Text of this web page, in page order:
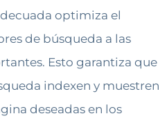
optimiza el
de búsqueda a las
Esto garantiza que
indexen y muestren
deseadas en los